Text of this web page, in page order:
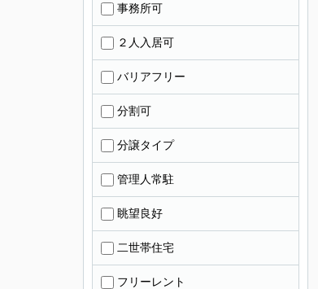
事務所可
２人入居可
バリアフリー
分割可
分譲タイプ
管理人常駐
眺望良好
二世帯住宅
フリーレント